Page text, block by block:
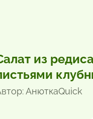
из
АнюткаQuiсk